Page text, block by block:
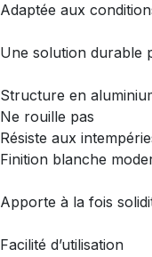
Adaptée aux
Une solution durable
Structure en
Ne rouille pas
Résiste aux
Finition blanche
Apporte à la fois
Facilité d’utilisation